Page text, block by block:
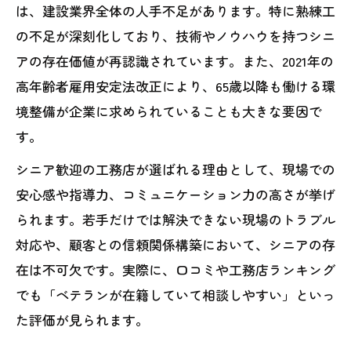
工務店が提案するシニア向け住まいの特
徴とは
シニア世代の家づくりに工務店が選ばれ
る理由
工務店で平屋やバリアフリー住宅を選ぶ
工務店とハウスメーカーの違いと選び方
のコツ
シニアの理想を実現する工務店の設計事
例紹介
工務店の仕事で経験とスキルを活かす方法
シニアが工務店で経験を活かすための工
は、建設業界全体の人手不足があります。特に熟練工
の不足が深刻化しており、技術やノウハウを持つシニ
アの存在価値が再認識されています。また、2021年の
高年齢者雇用安定法改正により、65歳以降も働ける環
境整備が企業に求められていることも大きな要因で
す。
シニア歓迎の工務店が選ばれる理由として、現場での
安心感や指導力、コミュニケーション力の高さが挙げ
られます。若手だけでは解決できない現場のトラブル
対応や、顧客との信頼関係構築において、シニアの存
在は不可欠です。実際に、口コミや工務店ランキング
でも「ベテランが在籍していて相談しやすい」といっ
た評価が見られます。